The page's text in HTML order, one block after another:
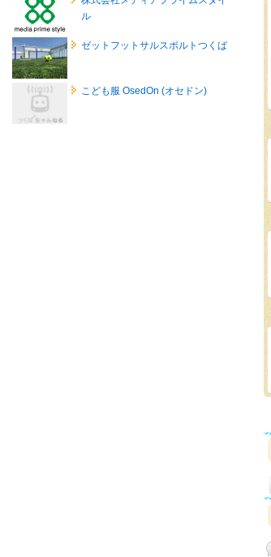
ル
ゼットフットサルスポルトつくば
こども服 OsedOn (オセドン)